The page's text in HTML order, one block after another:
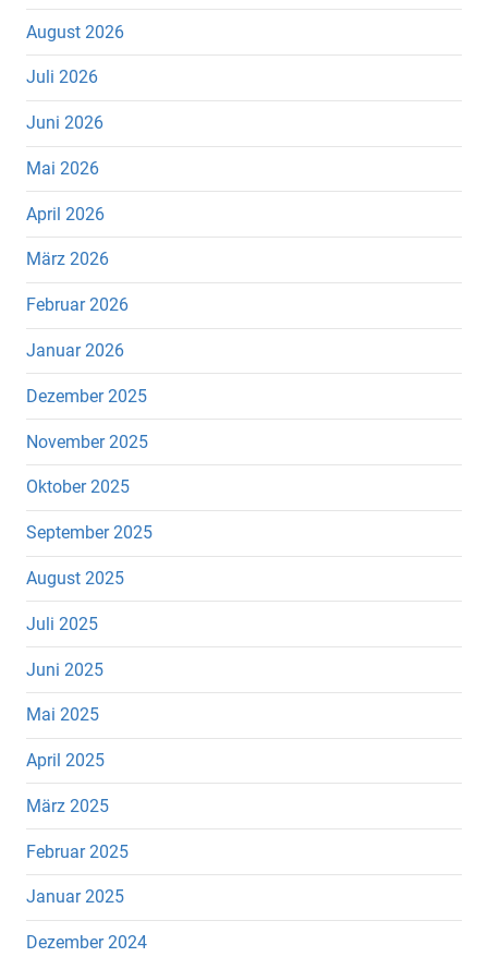
August 2026
Juli 2026
Juni 2026
Mai 2026
April 2026
März 2026
Februar 2026
Januar 2026
Dezember 2025
November 2025
Oktober 2025
September 2025
August 2025
Juli 2025
Juni 2025
Mai 2025
April 2025
März 2025
Februar 2025
Januar 2025
Dezember 2024